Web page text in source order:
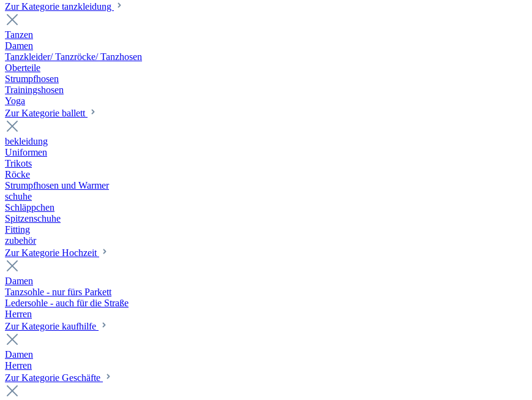
Zur Kategorie tanzkleidung
Tanzen
Damen
Tanzkleider/ Tanzröcke/ Tanzhosen
Oberteile
Strumpfhosen
Trainingshosen
Yoga
Zur Kategorie ballett
bekleidung
Uniformen
Trikots
Röcke
Strumpfhosen und Warmer
schuhe
Schläppchen
Spitzenschuhe
Fitting
zubehör
Zur Kategorie Hochzeit
Damen
Tanzsohle - nur fürs Parkett
Ledersohle - auch für die Straße
Herren
Zur Kategorie kaufhilfe
Damen
Herren
Zur Kategorie Geschäfte